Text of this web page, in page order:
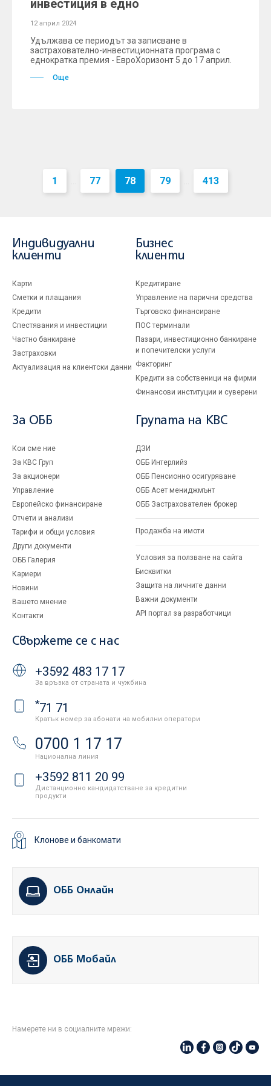
инвестиция в едно
12 април 2024
Удължава се периодът за записване в
застрахователно-инвестиционната програма с
еднократка премия - ЕвроХоризонт 5 до 17 април.
Още
1 ... 77 78 79 ... 413
Индивидуални
клиенти
Карти
Сметки и плащания
Кредити
Спестявания и инвестиции
Частно банкиране
Застраховки
Актуализация на клиентски данни
Бизнес
клиенти
Кредитиране
Управление на парични средства
Търговско финансиране
ПОС терминали
Пазари, инвестиционно банкиране
и попечителски услуги
Факторинг
Кредити за собственици на фирми
Финансови институции и суверени
За ОББ
Кои сме ние
За KBC Груп
За акционери
Управление
Европейско финансиране
Отчети и анализи
Тарифи и общи условия
Други документи
ОББ Галерия
Кариери
Новини
Вашето мнение
Контакти
Групата на KBC
ДЗИ
ОББ Интерлийз
ОББ Пенсионно осигуряване
ОББ Асет мениджмънт
ОББ Застрахователен брокер
Продажба на имоти
Условия за ползване на сайта
Бисквитки
Защита на личните данни
Важни документи
API портал за разработчици
Свържете се с нас
+3592 483 17 17
За връзка от страната и чужбина
*71 71
Кратък номер за абонати на мобилни оператори
0700 1 17 17
Национална линия
+3592 811 20 99
Дистанционно кандидатстване за кредитни
продукти
Клонове и банкомати
ОББ Онлайн
ОББ Мобайл
Намерете ни в социалните мрежи: